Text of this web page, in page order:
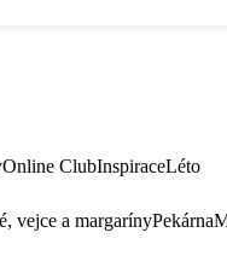
Online ClubInspiraceLéto
vejce a margarínyPekárna